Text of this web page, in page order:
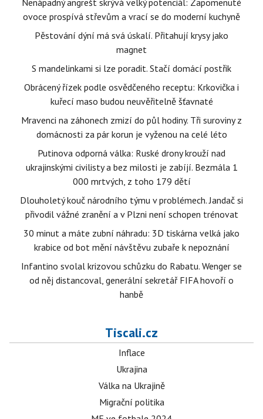
Nenápadný angrešt skrývá velký potenciál: Zapomenuté
ovoce prospívá střevům a vrací se do moderní kuchyně
Pěstování dýní má svá úskalí. Přitahují krysy jako
magnet
S mandelinkami si lze poradit. Stačí domácí postřik
Obrácený řízek podle osvědčeného receptu: Krkovička i
kuřecí maso budou neuvěřitelně šťavnaté
Mravenci na záhonech zmizí do půl hodiny. Tři suroviny z
domácnosti za pár korun je vyženou na celé léto
Putinova odporná válka: Ruské drony krouží nad
ukrajinskými civilisty a bez milosti je zabíjí. Bezmála 1
000 mrtvých, z toho 179 dětí
Dlouholetý kouč národního týmu v problémech. Jandač si
přivodil vážné zranění a v Plzni není schopen trénovat
30 minut a máte zubní náhradu: 3D tiskárna velká jako
krabice od bot mění návštěvu zubaře k nepoznání
Infantino svolal krizovou schůzku do Rabatu. Wenger se
od něj distancoval, generální sekretář FIFA hovoří o
hanbě
Tiscali.cz
Inflace
Ukrajina
Válka na Ukrajině
Migrační politika